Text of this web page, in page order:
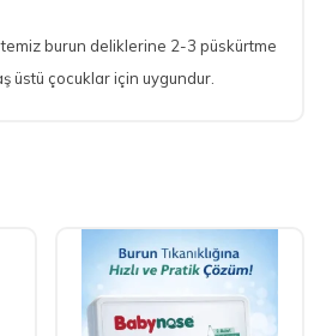
burun deliklerine 2-3 püskürtme
üstü çocuklar için uygundur.